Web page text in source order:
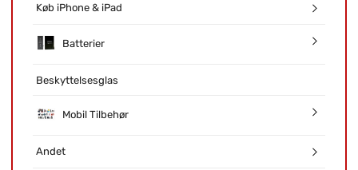
Køb iPhone & iPad
Batterier
Beskyttelsesglas
Mobil Tilbehør
Andet